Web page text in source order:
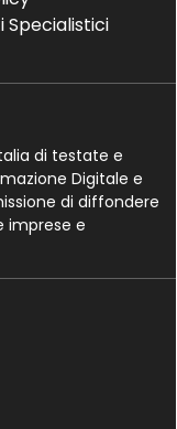
Specialistici
di testate e
Digitale e
di diffondere
imprese e